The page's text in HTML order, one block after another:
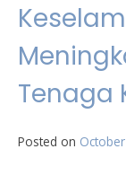
Tenaga
Posted on